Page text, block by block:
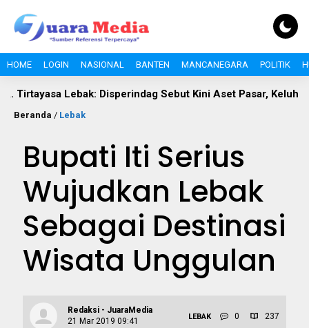
HOME LOGIN NASIONAL BANTEN MANCANEGARA POLITIK
Lebak: Disperindag Sebut Kini Aset Pasar, Keluhan Warga
Beranda / Lebak
Bupati Iti Serius
Wujudkan Lebak
Sebagai Destinasi
Wisata Unggulan
Redaksi - JuaraMedia
21 Mar 2019 09:41
LEBAK 0 237